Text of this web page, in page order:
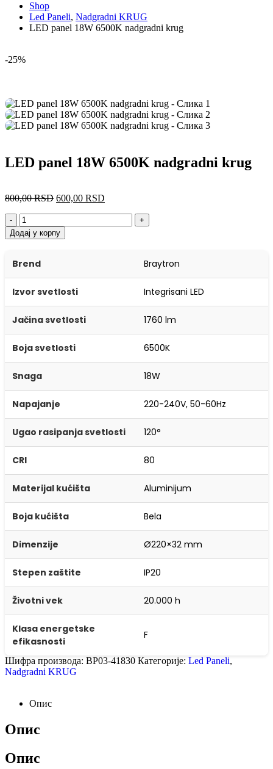
Shop
Led Paneli, Nadgradni KRUG
LED panel 18W 6500K nadgradni krug
-25%
LED panel 18W 6500K nadgradni krug
800,00RSD 600,00 RSD
-
+
Додај у корпу
Brend Braytron
Izvor svetlosti Integrisani LED
Jačina svetlosti 1760 lm
Boja svetlosti 6500K
Snaga 18W
Napajanje 220-240V, 50-60Hz
Ugao rasipanja svetlosti 120°
CRI 80
Materijal kućišta Aluminijum
Boja kućišta Bela
Dimenzije Ø220×32 mm
Stepen zaštite IP20
Životni vek 20.000 h
Klasa energetske
efikasnosti
F
Шифра производа: BP03-41830 Категорије: Led Paneli,
Nadgradni KRUG
Опис
Опис
Опис